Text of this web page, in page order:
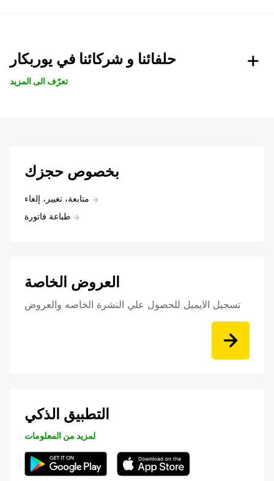
حلفائنا و شركائنا في يوربكار
تعرّف الى المزيد
بخصوص حجزك
متابعة، تغيير، إلغاء
طباعة فاتورة
العروض الخاصة
تسجيل الايميل للحصول علي النشرة الخاصه والعروض
التطبيق الذكي
لمزيد من المعلومات